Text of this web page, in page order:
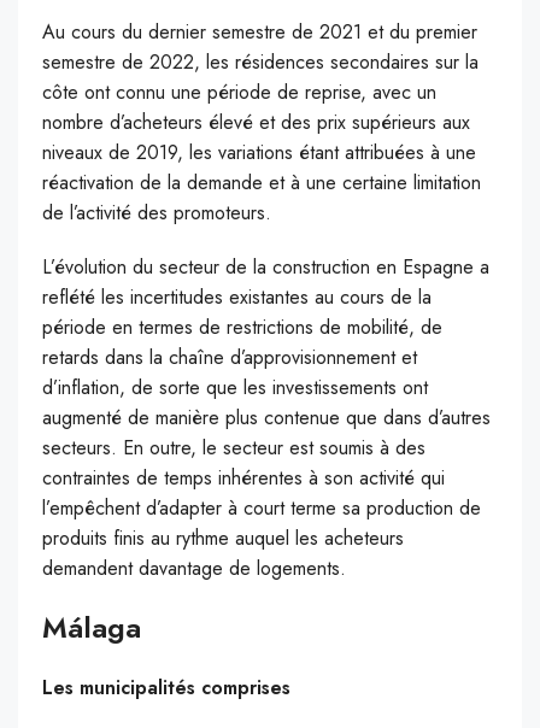
Au cours du dernier semestre de 2021 et du premier
semestre de 2022, les résidences secondaires sur la
côte ont connu une période de reprise, avec un
nombre d’acheteurs élevé et des prix supérieurs aux
niveaux de 2019, les variations étant attribuées à une
réactivation de la demande et à une certaine limitation
de l’activité des promoteurs.
L’évolution du secteur de la construction en Espagne a
reflété les incertitudes existantes au cours de la
période en termes de restrictions de mobilité, de
retards dans la chaîne d’approvisionnement et
d’inflation, de sorte que les investissements ont
augmenté de manière plus contenue que dans d’autres
secteurs. En outre, le secteur est soumis à des
contraintes de temps inhérentes à son activité qui
l’empêchent d’adapter à court terme sa production de
produits finis au rythme auquel les acheteurs
demandent davantage de logements.
Málaga
Les municipalités comprises